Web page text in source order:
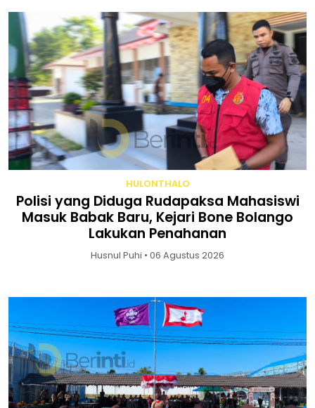
HULONTHALO
Polisi yang Diduga Rudapaksa Mahasiswi
Masuk Babak Baru, Kejari Bone Bolango
Lakukan Penahanan
Husnul Puhi • 06 Agustus 2026